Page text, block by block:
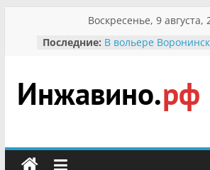
содержимому
Воскресенье, 9 августа,
Последние: В вольере
Мероприятия,
Международному
Присвоение звания
Инжавино.рф
сельский
портал